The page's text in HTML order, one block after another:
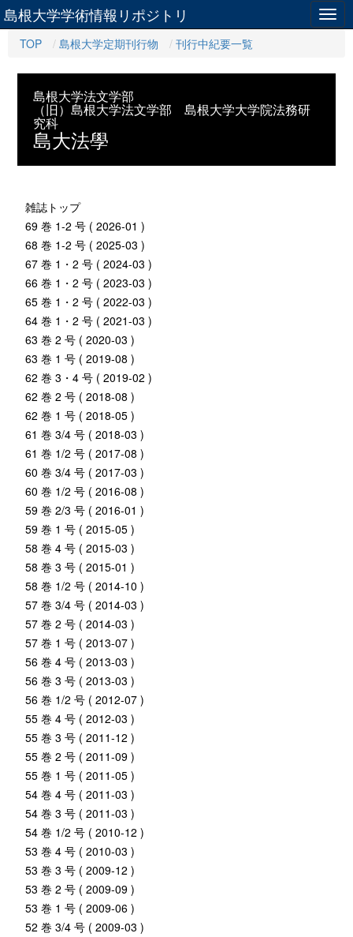
島根大学学術情報リポジトリ
TOP 島根大学定期刊行物 刊行中紀要一覧
島根大学法文学部
（旧）島根大学法文学部 島根大学大学院法務研
究科
島大法學
雑誌トップ
69 巻 1-2 号 ( 2026-01 )
68 巻 1-2 号 ( 2025-03 )
67 巻 1・2 号 ( 2024-03 )
66 巻 1・2 号 ( 2023-03 )
65 巻 1・2 号 ( 2022-03 )
64 巻 1・2 号 ( 2021-03 )
63 巻 2 号 ( 2020-03 )
63 巻 1 号 ( 2019-08 )
62 巻 3・4 号 ( 2019-02 )
62 巻 2 号 ( 2018-08 )
62 巻 1 号 ( 2018-05 )
61 巻 3/4 号 ( 2018-03 )
61 巻 1/2 号 ( 2017-08 )
60 巻 3/4 号 ( 2017-03 )
60 巻 1/2 号 ( 2016-08 )
59 巻 2/3 号 ( 2016-01 )
59 巻 1 号 ( 2015-05 )
58 巻 4 号 ( 2015-03 )
58 巻 3 号 ( 2015-01 )
58 巻 1/2 号 ( 2014-10 )
57 巻 3/4 号 ( 2014-03 )
57 巻 2 号 ( 2014-03 )
57 巻 1 号 ( 2013-07 )
56 巻 4 号 ( 2013-03 )
56 巻 3 号 ( 2013-03 )
56 巻 1/2 号 ( 2012-07 )
55 巻 4 号 ( 2012-03 )
55 巻 3 号 ( 2011-12 )
55 巻 2 号 ( 2011-09 )
55 巻 1 号 ( 2011-05 )
54 巻 4 号 ( 2011-03 )
54 巻 3 号 ( 2011-03 )
54 巻 1/2 号 ( 2010-12 )
53 巻 4 号 ( 2010-03 )
53 巻 3 号 ( 2009-12 )
53 巻 2 号 ( 2009-09 )
53 巻 1 号 ( 2009-06 )
52 巻 3/4 号 ( 2009-03 )